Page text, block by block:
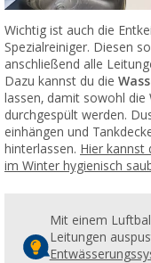
Wichtig ist auch die
Spezialreiniger. Diesen
anschließend alle
Dazu kannst du die
lassen, damit sowohl
durchgespült werden.
einhängen und
hinterlassen. Hier kannst
im Winter hygienisch
Mit einem
Leitungen